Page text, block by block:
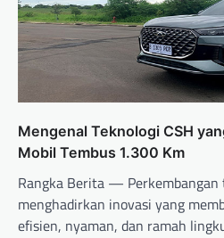
Mengenal Teknologi CSH
Mobil Tembus 1.300 Km
Rangka Berita —
menghadirkan inovasi yang
efisien, nyaman, dan ramah